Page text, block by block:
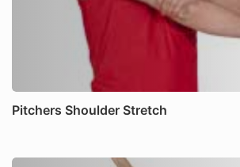
Pitchers Shoulder Stretch